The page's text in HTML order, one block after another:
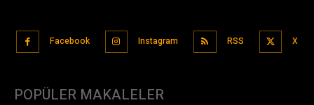
Facebook Instagram RSS X
POPÜLER MAKALELER